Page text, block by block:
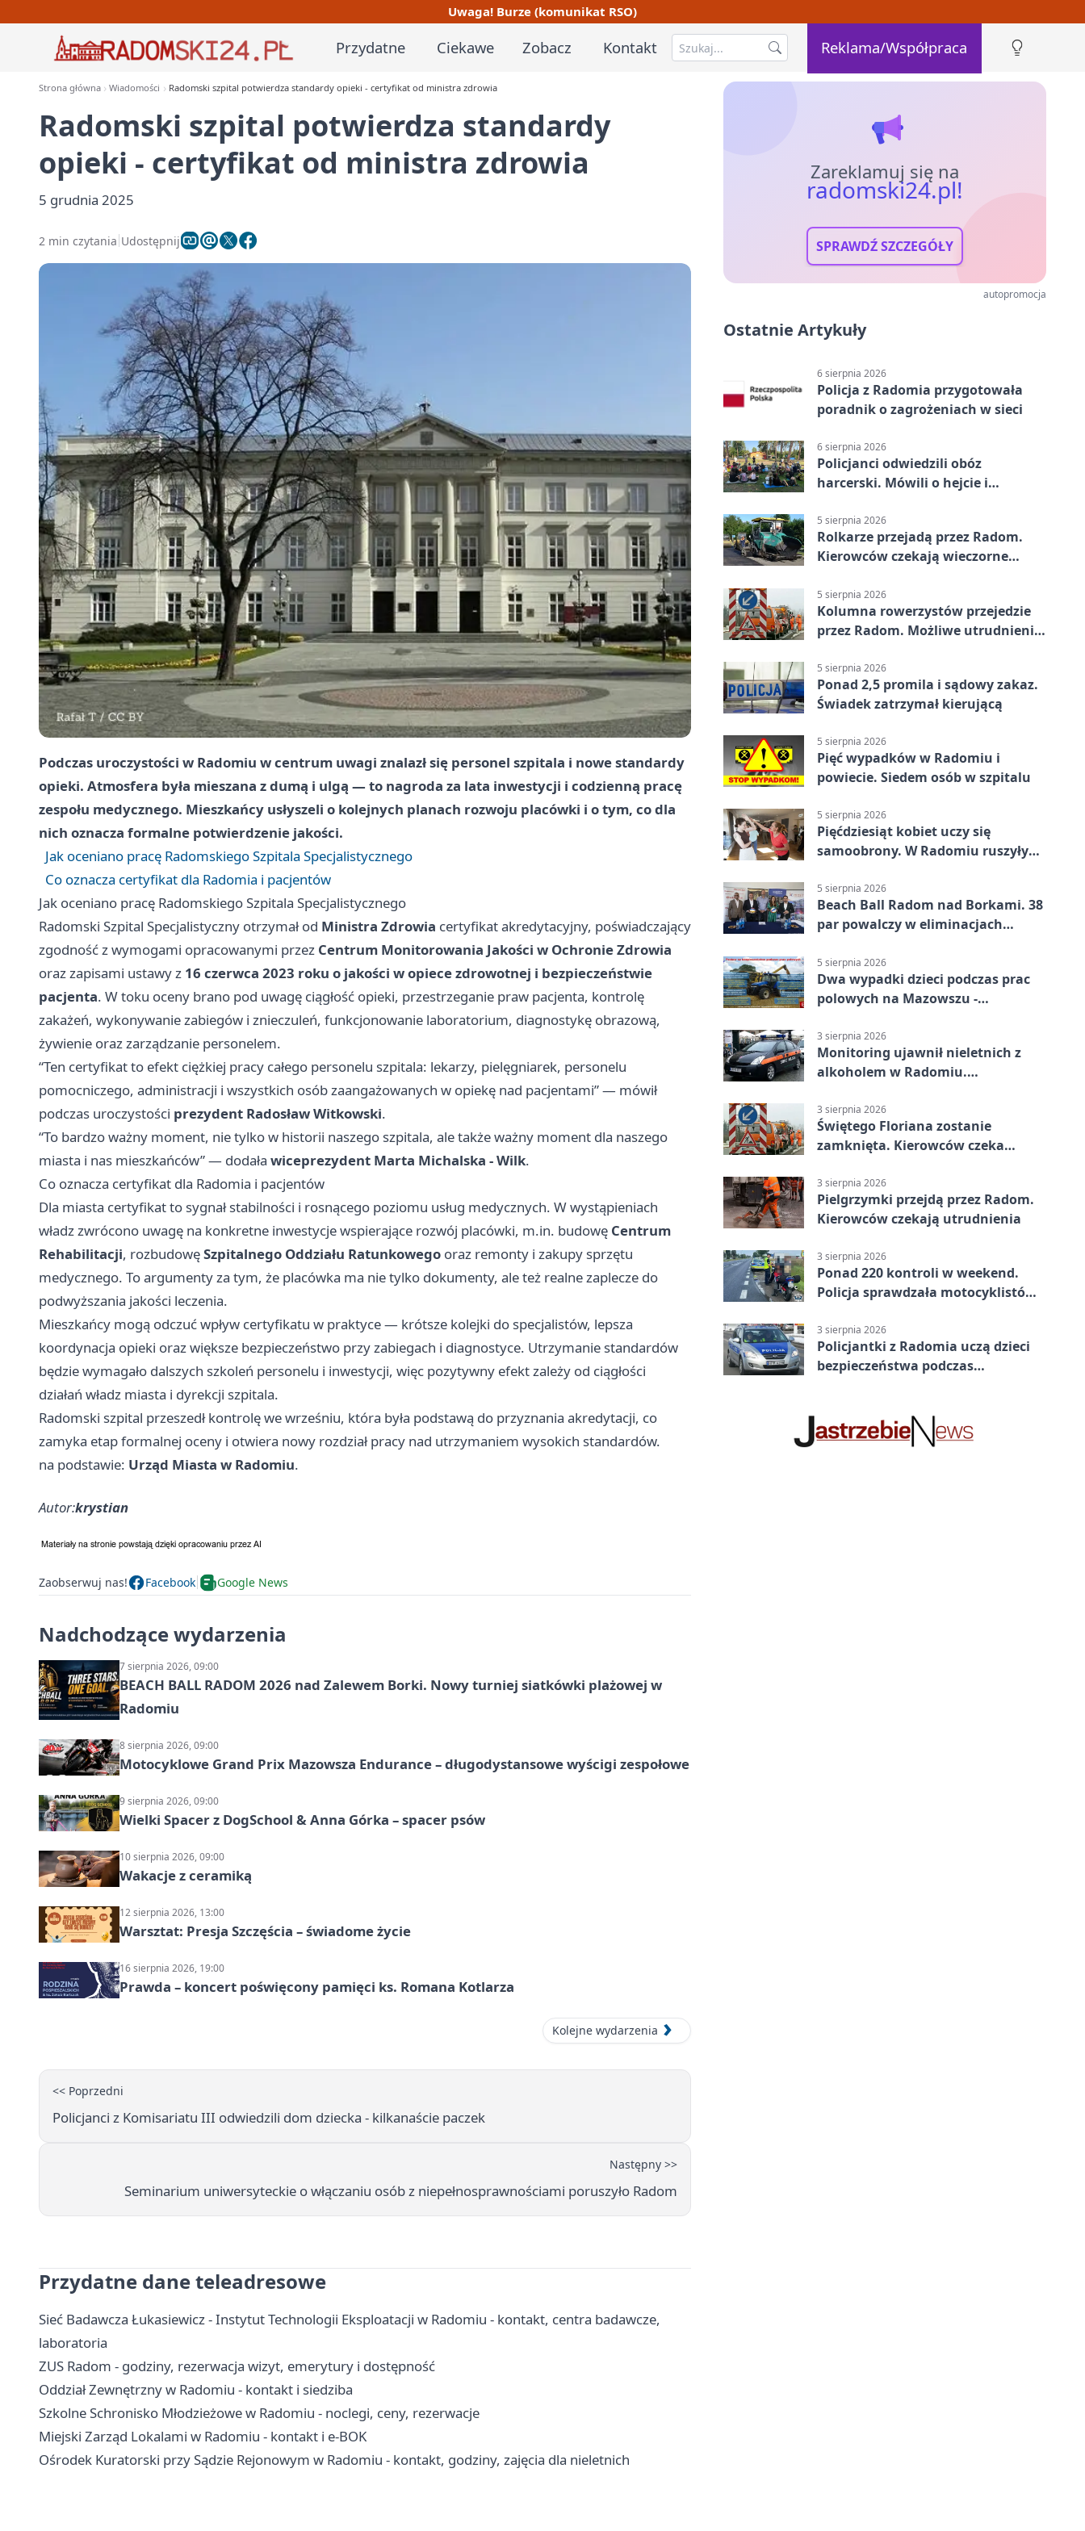
Uwaga! Burze (komunikat RSO)
Przydatne Ciekawe Zobacz Kontakt Reklama/Współpraca
Strona główna Wiadomości Radomski szpital potwierdza standardy opieki - certyfikat od ministra zdrowia
Radomski szpital potwierdza standardy
opieki - certyfikat od ministra zdrowia
5 grudnia 2025
2 min czytania Udostępnij
Podczas uroczystości w Radomiu w centrum uwagi znalazł się personel szpitala i nowe standardy
opieki. Atmosfera była mieszana z dumą i ulgą — to nagroda za lata inwestycji i codzienną pracę
zespołu medycznego. Mieszkańcy usłyszeli o kolejnych planach rozwoju placówki i o tym, co dla
nich oznacza formalne potwierdzenie jakości.
Jak oceniano pracę Radomskiego Szpitala Specjalistycznego
Co oznacza certyfikat dla Radomia i pacjentów
Jak oceniano pracę Radomskiego Szpitala Specjalistycznego
Radomski Szpital Specjalistyczny otrzymał od Ministra Zdrowia certyfikat akredytacyjny, poświadczający
zgodność z wymogami opracowanymi przez Centrum Monitorowania Jakości w Ochronie Zdrowia
oraz zapisami ustawy z 16 czerwca 2023 roku o jakości w opiece zdrowotnej i bezpieczeństwie
pacjenta. W toku oceny brano pod uwagę ciągłość opieki, przestrzeganie praw pacjenta, kontrolę
zakażeń, wykonywanie zabiegów i znieczuleń, funkcjonowanie laboratorium, diagnostykę obrazową,
żywienie oraz zarządzanie personelem.
“Ten certyfikat to efekt ciężkiej pracy całego personelu szpitala: lekarzy, pielęgniarek, personelu
pomocniczego, administracji i wszystkich osób zaangażowanych w opiekę nad pacjentami” — mówił
podczas uroczystości prezydent Radosław Witkowski.
“To bardzo ważny moment, nie tylko w historii naszego szpitala, ale także ważny moment dla naszego
miasta i nas mieszkańców” — dodała wiceprezydent Marta Michalska - Wilk.
Co oznacza certyfikat dla Radomia i pacjentów
Dla miasta certyfikat to sygnał stabilności i rosnącego poziomu usług medycznych. W wystąpieniach
władz zwrócono uwagę na konkretne inwestycje wspierające rozwój placówki, m.in. budowę Centrum
Rehabilitacji, rozbudowęSzpitalnego Oddziału Ratunkowego oraz remonty i zakupy sprzętu
medycznego. To argumenty za tym, że placówka ma nie tylko dokumenty, ale też realne zaplecze do
podwyższania jakości leczenia.
Mieszkańcy mogą odczuć wpływ certyfikatu w praktyce — krótsze kolejki do specjalistów, lepsza
koordynacja opieki oraz większe bezpieczeństwo przy zabiegach i diagnostyce. Utrzymanie standardów
będzie wymagało dalszych szkoleń personelu i inwestycji, więc pozytywny efekt zależy od ciągłości
działań władz miasta i dyrekcji szpitala.
Radomski szpital przeszedł kontrolę we wrześniu, która była podstawą do przyznania akredytacji, co
zamyka etap formalnej oceny i otwiera nowy rozdział pracy nad utrzymaniem wysokich standardów.
na podstawie: Urząd Miasta w Radomiu.
Autor:krystian
Zaobserwuj nas! Facebook Google News
Nadchodzące wydarzenia
7 sierpnia 2026, 09:00
BEACH BALL RADOM 2026 nad Zalewem Borki. Nowy turniej siatkówki plażowej w
Radomiu
8 sierpnia 2026, 09:00
Motocyklowe Grand Prix Mazowsza Endurance – długodystansowe wyścigi zespołowe
9 sierpnia 2026, 09:00
Wielki Spacer z DogSchool & Anna Górka – spacer psów
10 sierpnia 2026, 09:00
Wakacje z ceramiką
12 sierpnia 2026, 13:00
Warsztat: Presja Szczęścia – świadome życie
16 sierpnia 2026, 19:00
Prawda – koncert poświęcony pamięci ks. Romana Kotlarza
Kolejne wydarzenia
<< Poprzedni
Policjanci z Komisariatu III odwiedzili dom dziecka - kilkanaście paczek
Następny >>
Seminarium uniwersyteckie o włączaniu osób z niepełnosprawnościami poruszyło Radom
Przydatne dane teleadresowe
Sieć Badawcza Łukasiewicz - Instytut Technologii Eksploatacji w Radomiu - kontakt, centra badawcze,
laboratoria
ZUS Radom - godziny, rezerwacja wizyt, emerytury i dostępność
Oddział Zewnętrzny w Radomiu - kontakt i siedziba
Szkolne Schronisko Młodzieżowe w Radomiu - noclegi, ceny, rezerwacje
Miejski Zarząd Lokalami w Radomiu - kontakt i e-BOK
Ośrodek Kuratorski przy Sądzie Rejonowym w Radomiu - kontakt, godziny, zajęcia dla nieletnich
Zareklamuj się na
radomski24.pl!
SPRAWDŹ SZCZEGÓŁY
autopromocja
Ostatnie Artykuły
6 sierpnia 2026
Policja z Radomia przygotowała
poradnik o zagrożeniach w sieci
6 sierpnia 2026
Policjanci odwiedzili obóz
harcerski. Mówili o hejcie i
5 sierpnia 2026
Rolkarze przejadą przez Radom.
Kierowców czekają wieczorne
5 sierpnia 2026
Kolumna rowerzystów przejedzie
przez Radom. Możliwe utrudnienia
5 sierpnia 2026
Ponad 2,5 promila i sądowy zakaz.
Świadek zatrzymał kierującą
5 sierpnia 2026
Pięć wypadków w Radomiu i
powiecie. Siedem osób w szpitalu
5 sierpnia 2026
Pięćdziesiąt kobiet uczy się
samoobrony. W Radomiu ruszyły
5 sierpnia 2026
Beach Ball Radom nad Borkami. 38
par powalczy w eliminacjach
5 sierpnia 2026
Dwa wypadki dzieci podczas prac
polowych na Mazowszu -
3 sierpnia 2026
Monitoring ujawnił nieletnich z
alkoholem w Radomiu.
3 sierpnia 2026
Świętego Floriana zostanie
zamknięta. Kierowców czeka
3 sierpnia 2026
Pielgrzymki przejdą przez Radom.
Kierowców czekają utrudnienia
3 sierpnia 2026
Ponad 220 kontroli w weekend.
Policja sprawdzała motocyklistów
3 sierpnia 2026
Policjantki z Radomia uczą dzieci
bezpieczeństwa podczas